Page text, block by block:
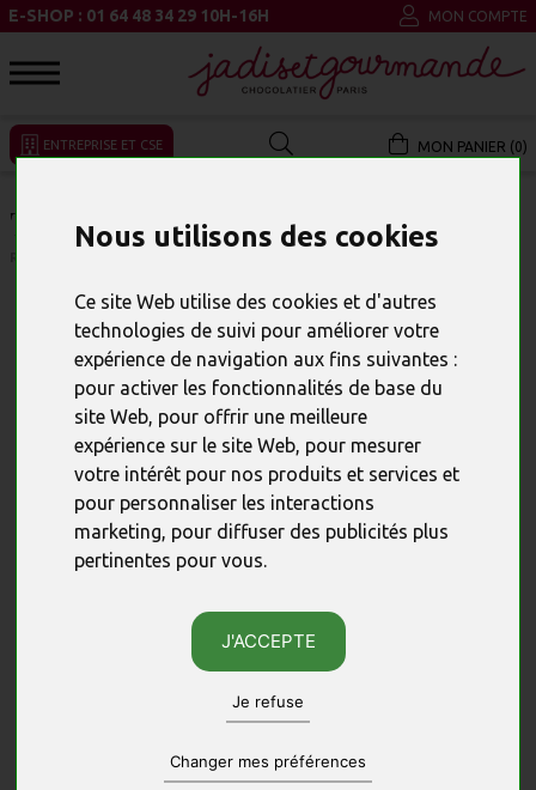
Nous utilisons des cookies
Ce site Web utilise des cookies et d'autres
technologies de suivi pour améliorer votre
expérience de navigation aux fins suivantes :
pour activer les fonctionnalités de base du
site Web, pour offrir une meilleure
expérience sur le site Web, pour mesurer
votre intérêt pour nos produits et services et
pour personnaliser les interactions
marketing, pour diffuser des publicités plus
pertinentes pour vous.
J'ACCEPTE
Je refuse
Changer mes préférences
E-SHOP : 01 64 48 34 29 10H-16H MON COMPTE
ENTREPRISE ET CSE MON PANIER (0)
TRESSE À L'ORANGE